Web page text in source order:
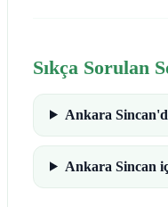
Sıkça Sorulan
Ankara
Ankara Sincan